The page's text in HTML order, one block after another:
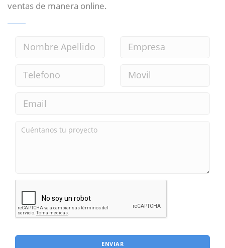
ventas de manera online.
ENVIAR